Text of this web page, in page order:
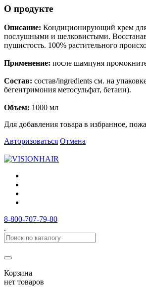
О продукте
Описание: Кондиционирующий крем для
послушными и шелковистыми.
пушистость. 100% растительного
Применение: после шампуня
Состав: состав/ingredients см. на
бегентримония метосульфат, бетаин).
Объем: 1000 мл
Для добавления товара в избранное,
Авторизоваться Отмена
8-800-707-79-80
.
Корзина
нет товаров